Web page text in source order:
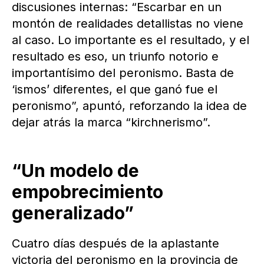
discusiones internas: “Escarbar en un
montón de realidades detallistas no viene
al caso. Lo importante es el resultado, y el
resultado es eso, un triunfo notorio e
importantísimo del peronismo. Basta de
‘ismos’ diferentes, el que ganó fue el
peronismo”, apuntó, reforzando la idea de
dejar atrás la marca “kirchnerismo”.
“Un modelo de
empobrecimiento
generalizado”
Cuatro días después de la aplastante
victoria del peronismo en la provincia de